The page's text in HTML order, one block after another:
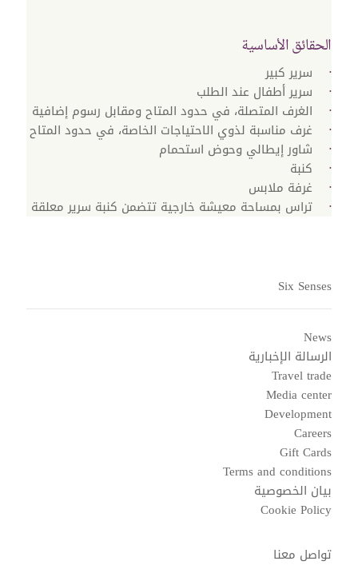
الحقائق الأساسية
سرير كبير
سرير أطفال عند الطلب
الغرف المتصلة، في حدود المتاح ومقابل رسوم إضافية
غرف مناسبة لذوي الاحتياجات الخاصة، في حدود المتاح
شاور إيطالي وحوض استحمام
كنبة
غرفة ملابس
تراس بمساحة معيشة خارجية تتضمن كنبة سرير معلقة
Six Senses
News
الرسالة الإخبارية
Travel trade
Media center
Development
Careers
Gift Cards
Terms and conditions
بيان الخصوصية
Cookie Policy
تواصل معنا